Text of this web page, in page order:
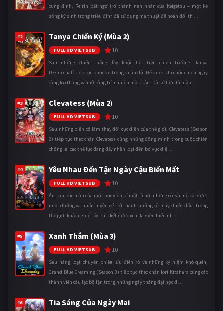
cung đình, Reirin bất ngờ trở thành nạn nhân của Keigetsu – một kẻ
sống ký sinh trong triều đình đã sử dụng ma thuật để hoán đổi th ...
#2 Tanya Chiến Ký (Mùa 2)
FULL HD VIETSUB 10
Sau những chiến thắng đầy khốc liệt trên chiến trường, Tanya
Degurechaff tiếp tục phục vụ trong quân đội Đế quốc khi cuộc chiến ngày
càng leo thang và mở rộng trên nhiều mặt trận. Dù sở hữu tài năn ...
#3 Clevatess (Mùa 2)
FULL HD VIETSUB 10
Sau những biến cố làm thay đổi cục diện của thế giới, Clevatess (Season
2) tiếp tục theo chân Clevatess cùng những đồng minh trong cuộc chiến
chống lại các thế lực đang đẩy nhân loại đến bờ vực diệ ...
#4 Yêu Nhau Đến Tận Ngày Cậu Biến Mất
FULL HD VIETSUB 10
Ẩn sau bức màn của một học viện bí mật là nơi những cô gái mồ côi được
nuôi dưỡng và huấn luyện để trở thành những cỗ máy chiến đấu. Trong
thế giới khắc nghiệt ấy, cái chết được xem là điều hiển nh ...
#5 Xanh Thẳm (Mùa 3)
FULL HD VIETSUB 10
Sau hàng loạt chuyến phiêu lưu điên rồ và những kỷ niệm khó quên,
Grand Blue Dreaming (Season 3) tiếp tục theo chân Iori Kitahara cùng các
thành viên câu lạc bộ lặn trong những ngày tháng đại học đ ...
#6 Tia Sáng Của Ngày Mai